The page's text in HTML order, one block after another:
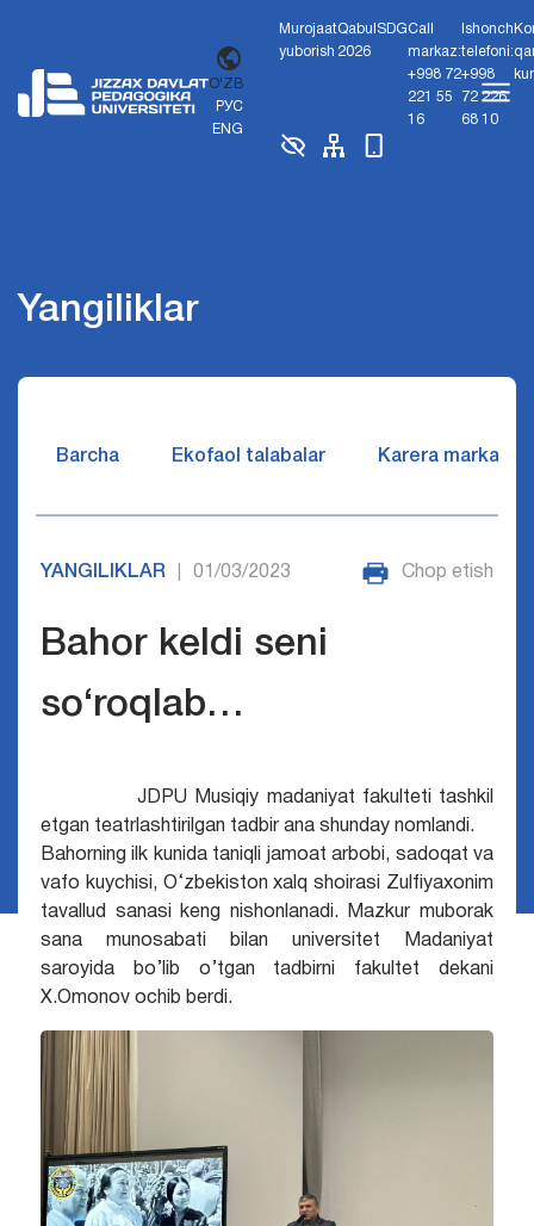
O'ZB
РУС
ENG
Murojaat
yuborish
Qabul
2026
SDGCall
markaz:
+998 72
221 55
16
Ishonch
telefoni:
+998
72 226
68 10
Yangiliklar
Barcha Ekofaol talabalar Karera markazi
YANGILIKLAR 01/03/2023 Chop etish
Bahor keldi seni
so‘roqlab…
JDPU Musiqiy madaniyat fakulteti tashkil
etgan teatrlashtirilgan tadbir ana shunday nomlandi.
Bahorning ilk kunida taniqli jamoat arbobi, sadoqat va
vafo kuychisi, O‘zbekiston xalq shoirasi Zulfiyaxonim
tavallud sanasi keng nishonlanadi. Mazkur muborak
sana munosabati bilan universitet Madaniyat
saroyida bo’lib o’tgan tadbirni fakultet dekani
X.Omonov ochib berdi.